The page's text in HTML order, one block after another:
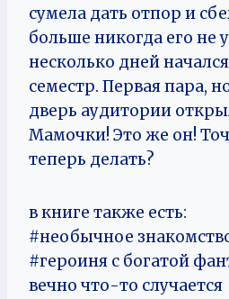
сумела дать отпор и
больше никогда его не
несколько дней
семестр. Первая пара,
дверь аудитории
Мамочки! Это же он!
теперь делать?
в книге также есть:
#необычное
#героиня с богатой
вечно что-то случается